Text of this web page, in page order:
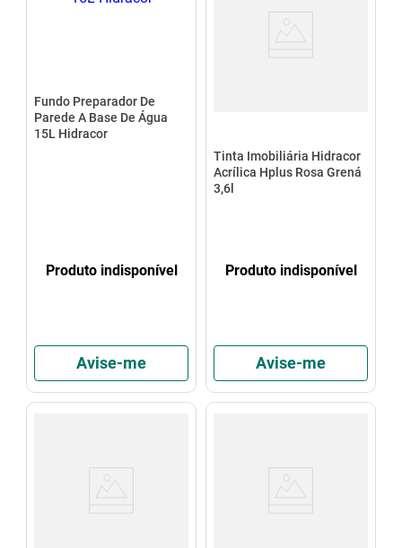
Fundo Preparador De
Parede A Base De Água
15L Hidracor
Produto indisponível
Avise-me
Tinta Imobiliária Hidracor
Acrílica Hplus Rosa Grená
3,6l
Produto indisponível
Avise-me